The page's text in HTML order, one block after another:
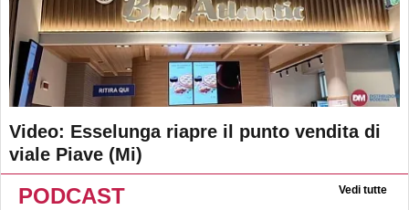
Video: Esselunga riapre il punto vendita di
viale Piave (Mi)
PODCAST Vedi tutte